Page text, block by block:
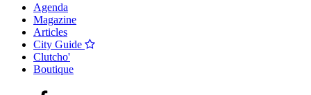
Agenda
Magazine
Articles
City Guide
Clutcho'
Boutique